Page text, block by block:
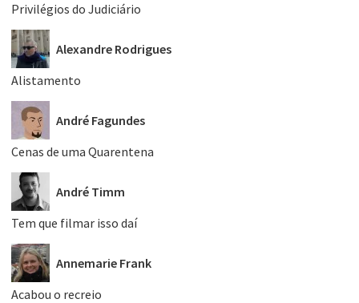
Privilégios do Judiciário
Alexandre Rodrigues
Alistamento
André Fagundes
Cenas de uma Quarentena
André Timm
Tem que filmar isso daí
Annemarie Frank
Acabou o recreio